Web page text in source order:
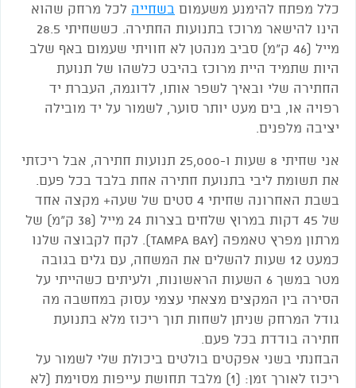
כלל מפתח להימנע משעמום בשחייה לכל מרחק שהוא
הינו להישאר מרוכז בתנועות החתירה. כששחיתי 28.5
מייל (46 ק"מ) סביב מנהטן לא חוויתי שעמום באף שלב
היות שתמיד היית מרוכז בהיבט כלשהו של תנועת
החתירה שלי ובאיך לשפר אותו, לדוגמה, העברת יד
רפויה או, בים מעט יותר סוער, לשמור על יד מובילה
יציבה מלפנים.
אני שחיתי 8 שעות ו-25,000 תנועות חתירה, אבל ריכזתי
את תשומת ליבי בתנועת חתירה אחת בלבד בכל פעם.
בשבת האחרונה שחיתי 4 סטים של שעה+ מקצה אחד
של 45 דקות במרוץ שלחים בצרות 24 מייל (38 ק"מ) של
מרתון מפרץ טאמפה (Tampa Bay). לקח לקבוצה שלנו
כמעט 12 שעות להשלים את המשחה, עם גלים בגובה
מטר במשך 6 השעות הראשונות, ולעיתים כשהייתי על
הסירה בין המקצים מצאתי עצמי עסוק במחשבה מה
גודל המרחק שניתן לשחות תוך ריכוז מלא בתנועת
חתירה בודדת בכל פעם.
הבחנתי בשני אפקטים בולטים ביכולת שלי לשמור על
ריכוז לאורך זמן: (1) מלבד תחושת עייפות מסוימת (לא